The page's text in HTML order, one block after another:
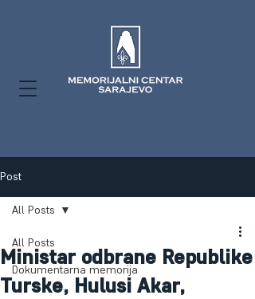
Post
All Posts
Dokumentarna memorija
All Posts
Ministar odbrane Republike
Turske, Hulusi Akar,